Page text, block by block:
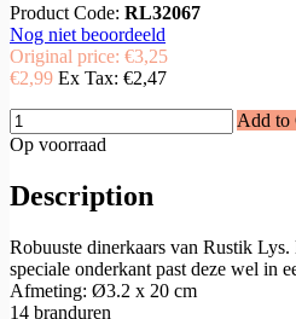
Product Code: RL32067
Nog niet beoordeeld
Original price: €3,25
€2,99 Ex Tax: €2,47
Add to
Op voorraad
Description
Robuuste dinerkaars van Rustik
speciale onderkant past deze wel in
Afmeting: Ø3.2 x 20 cm
14 branduren